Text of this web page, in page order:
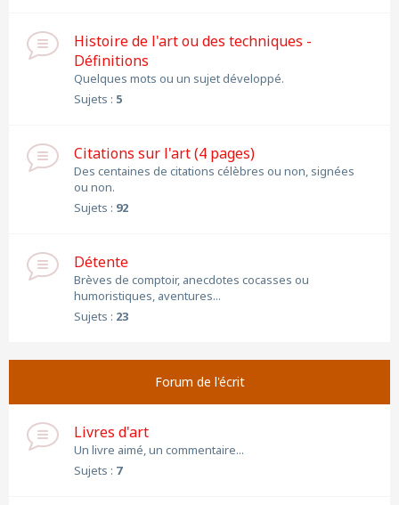
Histoire de l'art ou des techniques -
Définitions
Quelques mots ou un sujet développé.
Sujets : 5
Citations sur l'art (4 pages)
Des centaines de citations célèbres ou non, signées
ou non.
Sujets : 92
Détente
Brèves de comptoir, anecdotes cocasses ou
humoristiques, aventures...
Sujets : 23
Forum de l'écrit
Livres d'art
Un livre aimé, un commentaire...
Sujets : 7